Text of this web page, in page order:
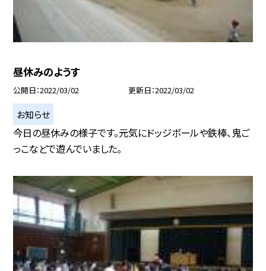
昼休みのようす
公開日 2022/03/02 更新日 2022/03/02
お知らせ
今日の昼休みの様子です。元気にドッジボールや鉄棒、鬼ご
っこなどで遊んでいました。